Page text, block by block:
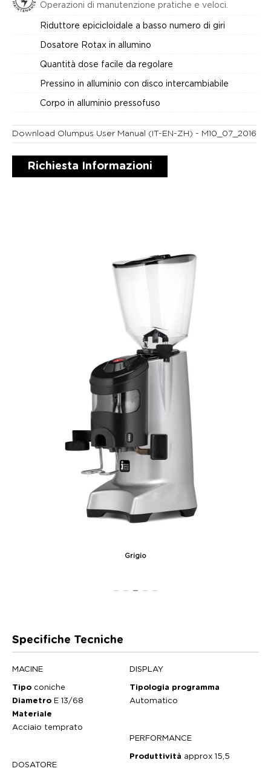
Operazioni di manutenzione pratiche e veloci.
Riduttore epicicloidale a basso numero di giri
Dosatore Rotax in allumino
Quantità dose facile da regolare
Pressino in alluminio con disco intercambiabile
Corpo in alluminio pressofuso
Download Olumpus User Manual (IT-EN-ZH) - M10_07_2016
Richiesta Informazioni
Grigio
Specifiche Tecniche
MACINE
Tipo coniche
Diametro E 13/68
Materiale
Acciaio temprato
DOSATORE
DISPLAY
Tipologia programma
Automatico
PERFORMANCE
Produttività approx 15,5